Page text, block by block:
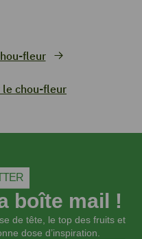
le chou-fleur
fleur
boîte mail !
de tête, le top des fruits et
dose d’inspiration.